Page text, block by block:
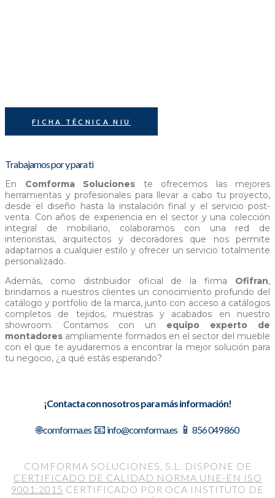
FICHA TÉCNICA NIU
Trabajamos por y para ti
En Comforma Soluciones te ofrecemos las mejores
herramientas y profesionales para llevar a cabo tu proyecto,
desde el diseño hasta la instalación final y el servicio post-
venta. Con años de experiencia en el sector y una colección
integral de mobiliario, colaboramos con una red de
interioristas, arquitectos y decoradores que nos permite
adaptarnos a cualquier estilo y ofrecer un servicio totalmente
personalizado.
Además, como distribuidor oficial de la firma Ofifran,
brindamos a nuestros clientes un conocimiento profundo del
catálogo y portfolio de la marca, junto con acceso a catálogos
completos de tejidos, muestras y acabados en nuestro
showroom. Contamos con un equipo experto de
montadores ampliamente formados en el sector del mueble
con el que te ayudaremos a encontrar la mejor solución para
tu negocio, ¿a qué estás esperando?
¡Contacta con nosotros para más información!
🌐 comforma.es 📧 info@comforma.es 📱 856 049 860
COMFORMA SOLUCIONES, S.L. DISPONE DE
CERTIFICADO DE CALIDAD NORMA UNE-EN ISO
9001:2015 CERTIFICADO POR OCA INSTITUTO DE